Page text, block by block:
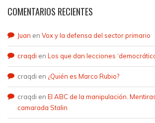
COMENTARIOS RECIENTES
Juan en Vox y la defensa del sector primario
craqdi en Los que dan lecciones
craqdi en ¿Quién es Marco Rubio?
craqdi en El ABC de la manipulación.
camarada Stalin